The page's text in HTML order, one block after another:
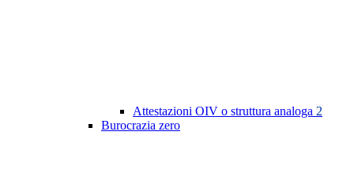
Attestazioni OIV o struttura analoga 2
Burocrazia zero